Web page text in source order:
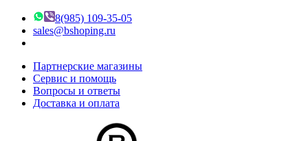
8(985) 109-35-05
sales@bshoping.ru
Партнерские магазины
Сервис и помощь
Вопросы и ответы
Доставка и оплата